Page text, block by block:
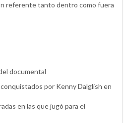
referente tanto dentro como fuera
documental
por Kenny Dalglish en
en las que jugó para el